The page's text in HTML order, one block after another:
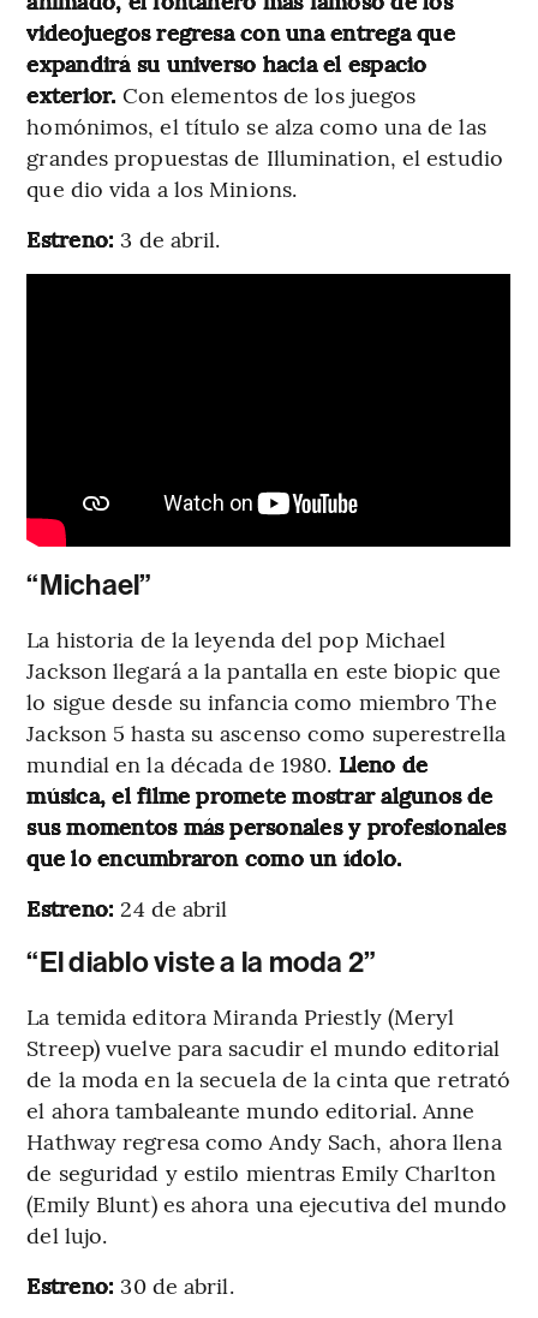
videojuegos regresa con una entrega que
expandirá su universo hacia el espacio
exterior. Con elementos de los juegos
homónimos, el título se alza como una de las
grandes propuestas de Illumination, el estudio
que dio vida a los Minions.
Estreno: 3 de abril.
“Michael”
La historia de la leyenda del pop Michael
Jackson llegará a la pantalla en este biopic que
lo sigue desde su infancia como miembro The
Jackson 5 hasta su ascenso como superestrella
mundial en la década de 1980. Lleno de
música, el filme promete mostrar algunos de
sus momentos más personales y profesionales
que lo encumbraron como un ídolo.
Estreno: 24 de abril
“El diablo viste a la moda 2”
La temida editora Miranda Priestly (Meryl
Streep) vuelve para sacudir el mundo editorial
de la moda en la secuela de la cinta que retrató
el ahora tambaleante mundo editorial. Anne
Hathway regresa como Andy Sach, ahora llena
de seguridad y estilo mientras Emily Charlton
(Emily Blunt) es ahora una ejecutiva del mundo
del lujo.
Estreno: 30 de abril.